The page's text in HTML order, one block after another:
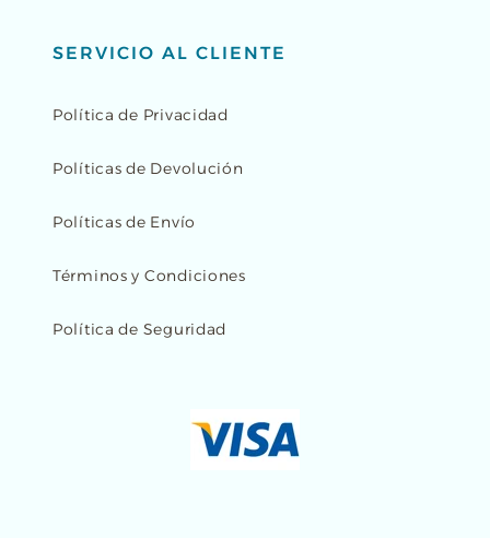
SERVICIO AL CLIENTE
Política de Privacidad
Políticas de Devolución
Políticas de Envío
Términos y Condiciones
Política de Seguridad